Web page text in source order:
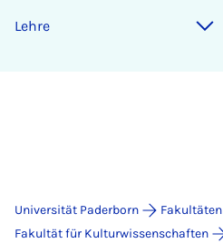
Lehre
Universität Paderborn
Fakultäten
Fakultät für Kulturwissenschaften